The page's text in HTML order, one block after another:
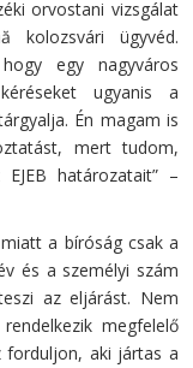
orvostani vizsgálat
kolozsvári ügyvéd.
egy nagyváros
ugyanis a
Én magam is
mert tudom,
határozatait” –
a bíróság csak a
és a személyi szám
az eljárást. Nem
megfelelő
forduljon, aki jártas a